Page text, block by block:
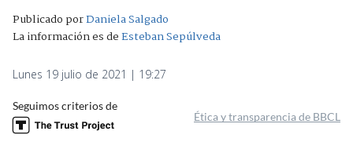
Publicado porDaniela Salgado
La información es deEsteban Sepúlveda
Lunes 19 julio de 2021 | 19:27
Seguimos criterios de
Ética y transparencia de BBCL